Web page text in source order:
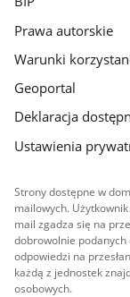
Prawa autorskie
Warunki
Geoportal
Deklaracja
Ustawienia
Strony dostępne w
mailowych.
mail zgadza się na
dobrowolnie podanych
odpowiedzi na
każdą z jednostek
osobowych.